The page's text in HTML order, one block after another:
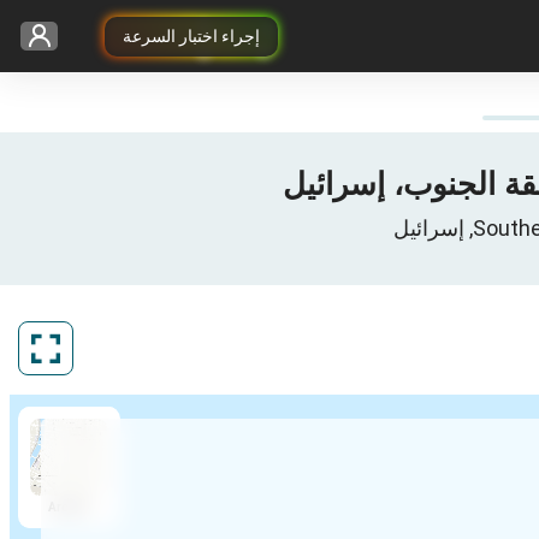
إجراء اختبار السرعة